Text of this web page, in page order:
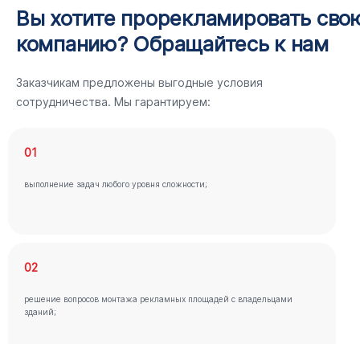
Вы хотите прорекламировать
компанию? Обращайтесь к нам
Заказчикам предложены выгодные условия
сотрудничества. Мы гарантируем:
01
выполнение задач любого уровня сложности;
02
решение вопросов монтажа рекламных площадей с владельцами
зданий;